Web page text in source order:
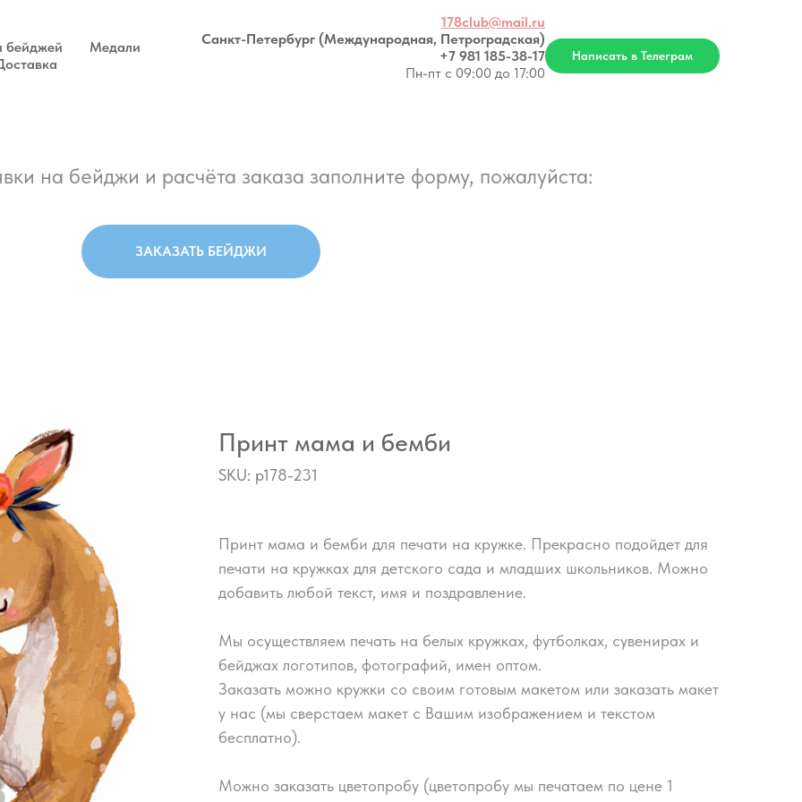
Медали
178club@mail.ru
Санкт-Петербург (Международная, Петроградская)
+7 981 185-38-17
Пн-пт с 09:00 до 17:00
Написать в Телеграм
на бейджи и расчёта заказа заполните форму, пожалуйста:
ЗАКАЗАТЬ БЕЙДЖИ
Принт мама и бемби
SKU: p178-231
Принт мама и бемби для печати на кружке. Прекрасно подойдет для
печати на кружках для детского сада и младших школьников. Можно
добавить любой текст, имя и поздравление.
Мы осуществляем печать на белых кружках, футболках, сувенирах и
бейджах логотипов, фотографий, имен оптом.
Заказать можно кружки со своим готовым макетом или заказать макет
у нас (мы сверстаем макет с Вашим изображением и текстом
бесплатно).
Можно заказать цветопробу (цветопробу мы печатаем по цене 1